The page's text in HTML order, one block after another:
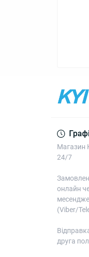
Магазин
24/7
онлайн
(Viber/
друга